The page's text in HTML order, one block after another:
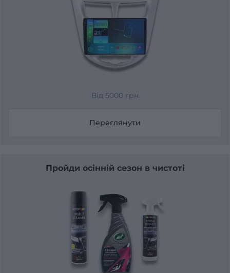
Від 5000 грн
Переглянути
Пройди осінній сезон в чистоті